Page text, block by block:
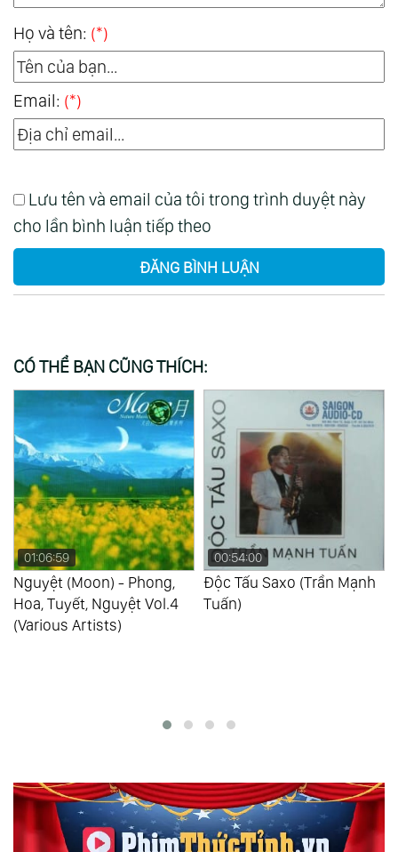
Họ và tên: (*)
Email: (*)
Lưu tên và email của tôi trong trình duyệt này
cho lần bình luận tiếp theo
ĐĂNG BÌNH LUẬN
CÓ THỂ BẠN CŨNG THÍCH:
00:54:00
Độc Tấu Saxo (Trần Mạnh
Tuấn)
01:03:46
Biển Khát (Trần Mạnh
Tuấn)